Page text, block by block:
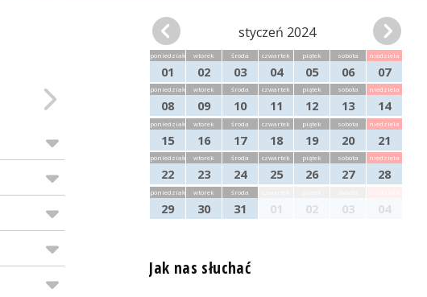
styczeń 2024
poniedziałek
01
wtorek
02
środa
03
czwartek
04
piątek
05
sobota
06
niedziela
07
poniedziałek
08
wtorek
09
środa
10
czwartek
11
piątek
12
sobota
13
niedziela
14
poniedziałek
15
wtorek
16
środa
17
czwartek
18
piątek
19
sobota
20
niedziela
21
poniedziałek
22
wtorek
23
środa
24
czwartek
25
piątek
26
sobota
27
niedziela
28
poniedziałek
29
wtorek
30
środa
31 01 02 03 04
Jak nas słuchać